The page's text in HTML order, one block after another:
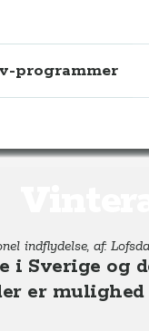
programmer
indflydelse, af:
Sverige og
er